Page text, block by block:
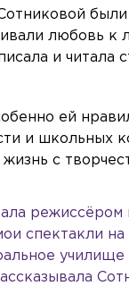
были
любовь к
и читала
ей
и школьных
с
режиссёром
спектакли